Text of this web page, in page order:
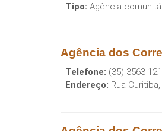
Tipo: Agência
Agência dos
Telefone: (35) 3563-
Endereço: Rua